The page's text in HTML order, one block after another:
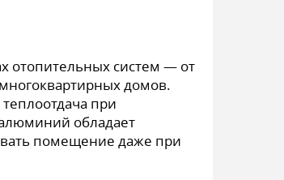
отопительных систем — от
домов.
при
обладает
помещение даже при